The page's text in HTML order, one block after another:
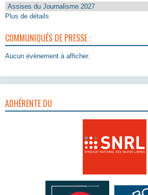
Assises du Journalisme 2027
Plus de détails
COMMUNIQUÉS DE PRESSE :
Aucun évènement à afficher.
ADHÉRENTE DU